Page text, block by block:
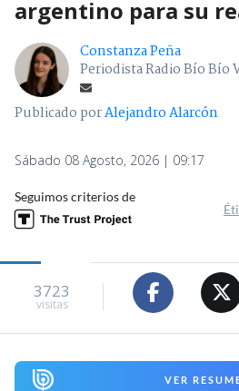
argentino para su
Constanza Peña
Periodista Radio Bío Bío
Publicado porAlejandro Alarcón
Sábado 08 Agosto, 2026 | 09:17
Seguimos criterios de
3723
visitas
VER